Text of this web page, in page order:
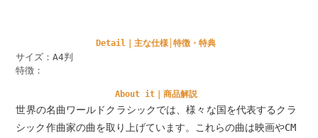
Detail｜主な仕様│特徴・特典
サイズ：A4判
特徴：
About it｜商品解説
世界の名曲ワールドクラシックでは、様々な国を代表するクラ
シック作曲家の曲を取り上げています。これらの曲は映画やCM